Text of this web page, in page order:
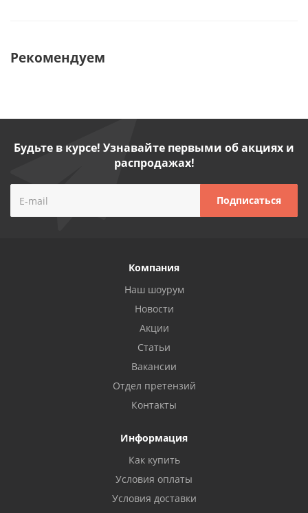
Рекомендуем
Будьте в курсе! Узнавайте первыми об акциях и
распродажах!
Компания
Наш шоурум
Новости
Акции
Статьи
Вакансии
Отдел претензий
Контакты
Информация
Как купить
Условия оплаты
Условия доставки